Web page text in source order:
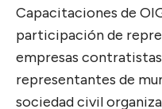
Capacitaciones de
participación de
empresas
representantes de
sociedad civil